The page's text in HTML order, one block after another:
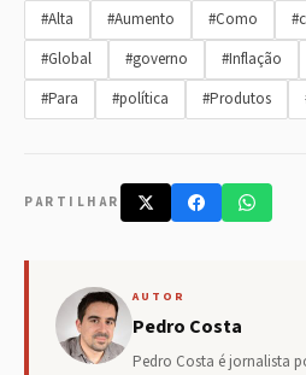
#Alta #Aumento #Como
#Global
#governo #Inflação
#Para
#política #Produtos
PARTILHAR
AUTOR
Pedro Costa
Pedro Costa é jornalista